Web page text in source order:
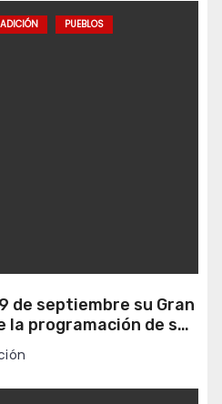
PUEBLOS
de septiembre su Gran
programación de sus